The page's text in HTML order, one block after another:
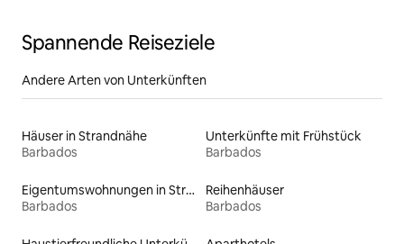
Spannende Reiseziele
Andere Arten von Unterkünften
Häuser in Strandnähe
Barbados
Unterkünfte mit Frühstück
Barbados
Eigentumswohnungen in Strandnähe
Barbados
Reihenhäuser
Barbados